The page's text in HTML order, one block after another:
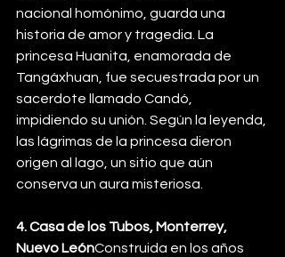
nacional homónimo, guarda una
historia de amor y tragedia. La
princesa Huanita, enamorada de
Tangáxhuan, fue secuestrada por un
sacerdote llamado Candó,
impidiendo su unión. Según la leyenda,
las lágrimas de la princesa dieron
origen al lago, un sitio que aún
conserva un aura misteriosa.
4. Casa de los Tubos, Monterrey,
Nuevo LeónConstruida en los años